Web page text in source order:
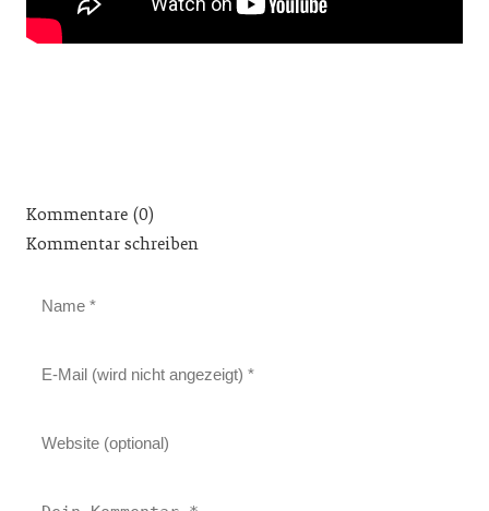
Kommentare (0)
Kommentar schreiben